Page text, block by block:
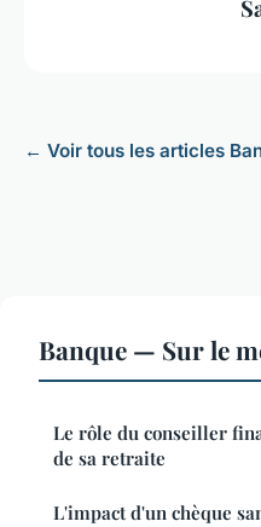
← Voir tous les articles
Banque — Sur le
Le rôle du conseiller
de sa retraite
L'impact d'un chèque